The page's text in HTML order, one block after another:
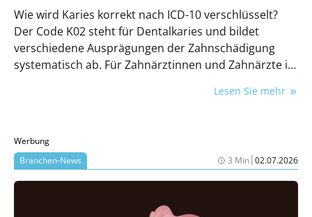
Wie wird Karies korrekt nach ICD-10 verschlüsselt?
Der Code K02 steht für Dentalkaries und bildet
verschiedene Ausprägungen der Zahnschädigung
systematisch ab. Für Zahnärztinnen und Zahnärzte ist
Dokumentation, Abrechnung und Qualitätssicherung.
Befunde korrekt klassifiziert werden.
Lesen Sie mehr
Werbung
Branchen-News
3 Min|02.07.2026